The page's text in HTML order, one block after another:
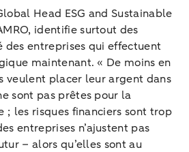
Head ESG and Sustainable
identifie surtout des
entreprises qui effectuent
maintenant. « De moins en
veulent placer leur argent dans
sont pas prêtes pour la
; les risques financiers sont trop
entreprises n’ajustent pas
– alors qu’elles sont au